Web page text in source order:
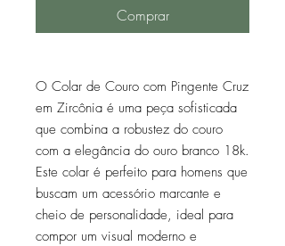
Comprar
O Colar de Couro com Pingente Cruz
em Zircônia é uma peça sofisticada
que combina a robustez do couro
com a elegância do ouro branco 18k.
Este colar é perfeito para homens que
buscam um acessório marcante e
cheio de personalidade, ideal para
compor um visual moderno e